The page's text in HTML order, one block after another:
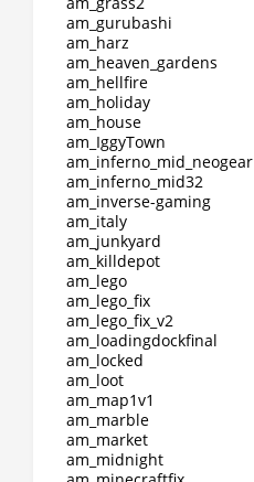
am_gurubashi
am_harz
am_heaven_gardens
am_hellfire
am_holiday
am_house
am_IggyTown
am_inferno_mid_neogear
am_inferno_mid32
am_inverse-gaming
am_italy
am_junkyard
am_killdepot
am_lego
am_lego_fix
am_lego_fix_v2
am_loadingdockfinal
am_locked
am_loot
am_map1v1
am_marble
am_market
am_midnight